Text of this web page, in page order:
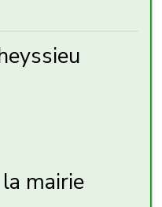
mairie